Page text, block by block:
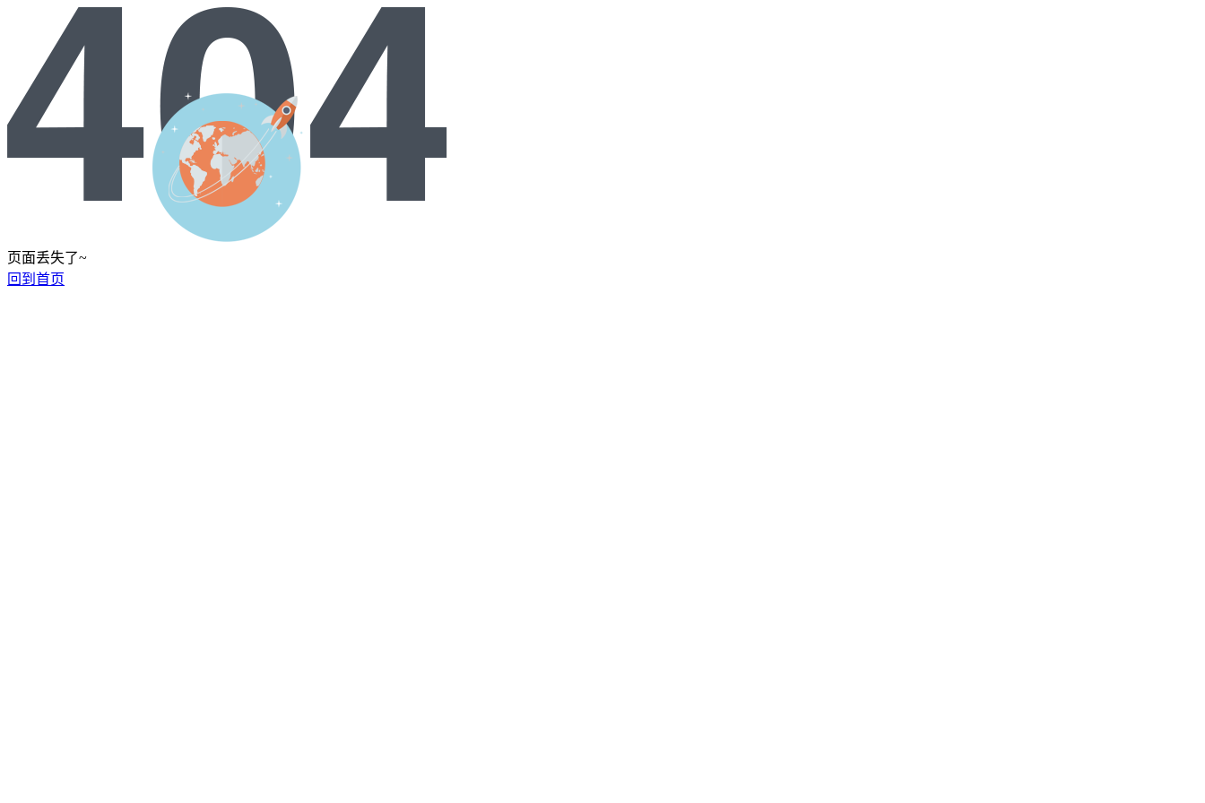
页面丢失了~
回到首页